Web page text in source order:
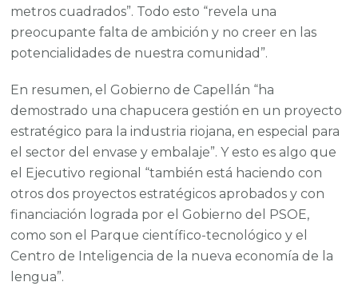
metros cuadrados”. Todo esto “revela una
preocupante falta de ambición y no creer en las
potencialidades de nuestra comunidad”.
En resumen, el Gobierno de Capellán “ha
demostrado una chapucera gestión en un proyecto
estratégico para la industria riojana, en especial para
el sector del envase y embalaje”. Y esto es algo que
el Ejecutivo regional “también está haciendo con
otros dos proyectos estratégicos aprobados y con
financiación lograda por el Gobierno del PSOE,
como son el Parque científico-tecnológico y el
Centro de Inteligencia de la nueva economía de la
lengua”.